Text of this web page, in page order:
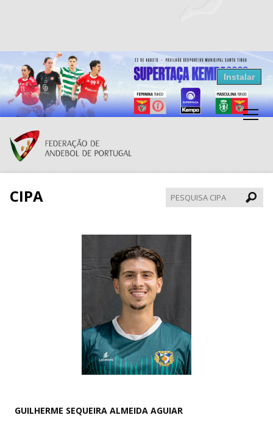
Resultados Andebol
Federação de Andebol de Portugal
Grátis - Disponivel na Play Store
Instalar
CIPA
CIPA
GUILHERME SEQUEIRA ALMEIDA AGUIAR